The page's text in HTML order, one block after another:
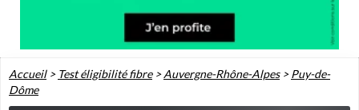
Accueil> Test éligibilité fibre>Auvergne-Rhône-Alpes>Puy-de-
Dôme